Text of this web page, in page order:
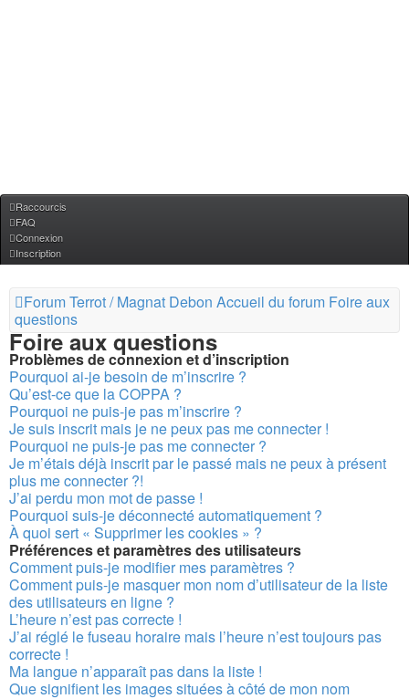
Raccourcis
FAQ
Connexion
Inscription
Forum Terrot / Magnat Debon Accueil du forum Foire aux
questions
Foire aux questions
Problèmes de connexion et d’inscription
Pourquoi ai-je besoin de m’inscrire ?
Qu’est-ce que la COPPA ?
Pourquoi ne puis-je pas m’inscrire ?
Je suis inscrit mais je ne peux pas me connecter !
Pourquoi ne puis-je pas me connecter ?
Je m’étais déjà inscrit par le passé mais ne peux à présent
plus me connecter ?!
J’ai perdu mon mot de passe !
Pourquoi suis-je déconnecté automatiquement ?
À quoi sert « Supprimer les cookies » ?
Préférences et paramètres des utilisateurs
Comment puis-je modifier mes paramètres ?
Comment puis-je masquer mon nom d’utilisateur de la liste
des utilisateurs en ligne ?
L’heure n’est pas correcte !
J’ai réglé le fuseau horaire mais l’heure n’est toujours pas
correcte !
Ma langue n’apparaît pas dans la liste !
Que signifient les images situées à côté de mon nom